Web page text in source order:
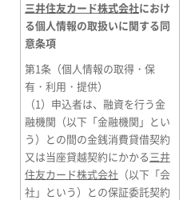
三井住友カード株式会社におけ
る個人情報の取扱いに関する同
意条項
第1条（個人情報の取得・保
有・利用・提供）
（1）申込者は、融資を行う金
融機関（以下「金融機関」とい
う）との間の金銭消費貸借契約
又は当座貸越契約にかかる三井
住友カード株式会社 （以下「会
社」という）との保証委託契約